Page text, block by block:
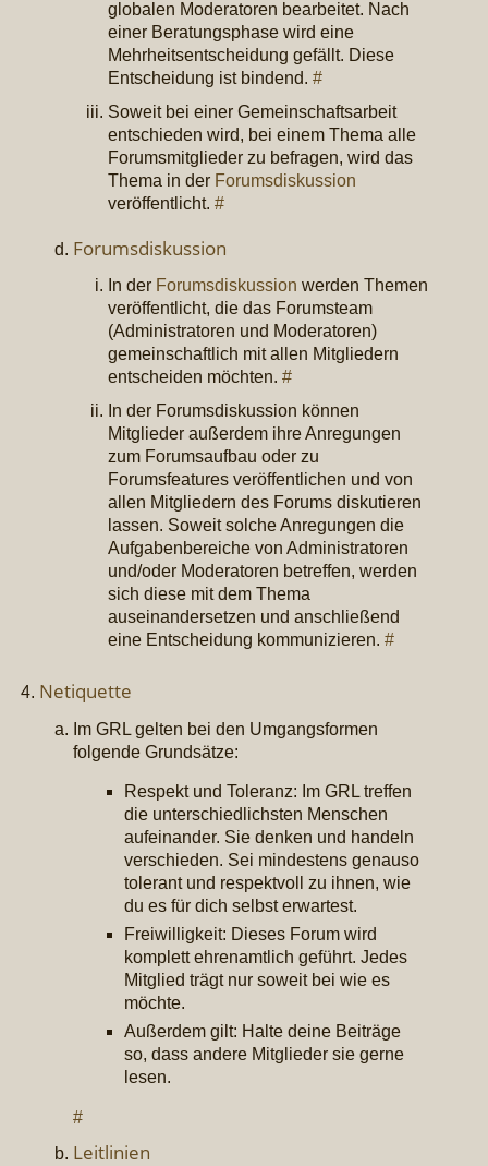
globalen Moderatoren bearbeitet. Nach
einer Beratungsphase wird eine
Mehrheitsentscheidung gefällt. Diese
Entscheidung ist bindend. #
Soweit bei einer Gemeinschaftsarbeit
entschieden wird, bei einem Thema alle
Forumsmitglieder zu befragen, wird das
Thema in der Forumsdiskussion
veröffentlicht. #
Forumsdiskussion
In der Forumsdiskussion werden Themen
veröffentlicht, die das Forumsteam
(Administratoren und Moderatoren)
gemeinschaftlich mit allen Mitgliedern
entscheiden möchten. #
In der Forumsdiskussion können
Mitglieder außerdem ihre Anregungen
zum Forumsaufbau oder zu
Forumsfeatures veröffentlichen und von
allen Mitgliedern des Forums diskutieren
lassen. Soweit solche Anregungen die
Aufgabenbereiche von Administratoren
und/oder Moderatoren betreffen, werden
sich diese mit dem Thema
auseinandersetzen und anschließend
eine Entscheidung kommunizieren. #
Netiquette
Im GRL gelten bei den Umgangsformen
folgende Grundsätze:
Respekt und Toleranz: Im GRL treffen
die unterschiedlichsten Menschen
aufeinander. Sie denken und handeln
verschieden. Sei mindestens genauso
tolerant und respektvoll zu ihnen, wie
du es für dich selbst erwartest.
Freiwilligkeit: Dieses Forum wird
komplett ehrenamtlich geführt. Jedes
Mitglied trägt nur soweit bei wie es
möchte.
Außerdem gilt: Halte deine Beiträge
so, dass andere Mitglieder sie gerne
lesen.
#
Leitlinien